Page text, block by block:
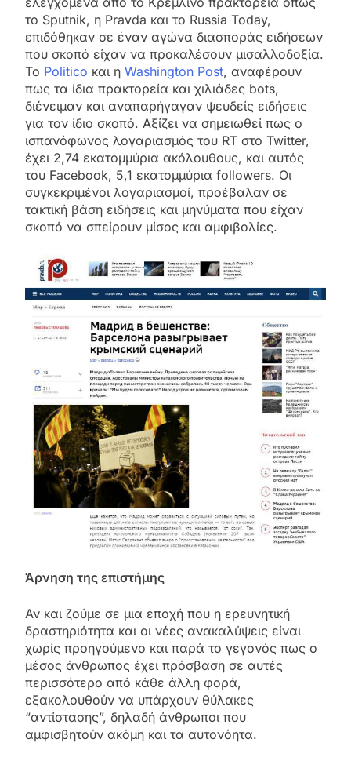
το Sputnik, η Pravda και το Russia Today,
επιδόθηκαν σε έναν αγώνα διασποράς ειδήσεων
που σκοπό είχαν να προκαλέσουν μισαλλοδοξία.
Το Politico και η Washington Post, αναφέρουν
πως τα ίδια πρακτορεία και χιλιάδες bots,
διένειμαν και αναπαρήγαγαν ψευδείς ειδήσεις
για τον ίδιο σκοπό. Αξίζει να σημειωθεί πως ο
ισπανόφωνος λογαριασμός του RT στο Twitter,
έχει 2,74 εκατομμύρια ακόλουθους, και αυτός
του Facebook, 5,1 εκατομμύρια followers. Οι
συγκεκριμένοι λογαριασμοί, προέβαλαν σε
τακτική βάση ειδήσεις και μηνύματα που είχαν
σκοπό να σπείρουν μίσος και αμφιβολίες.
Άρνηση της επιστήμης
Αν και ζούμε σε μια εποχή που η ερευνητική
δραστηριότητα και οι νέες ανακαλύψεις είναι
χωρίς προηγούμενο και παρά το γεγονός πως ο
μέσος άνθρωπος έχει πρόσβαση σε αυτές
περισσότερο από κάθε άλλη φορά,
εξακολουθούν να υπάρχουν θύλακες
“αντίστασης”, δηλαδή άνθρωποι που
αμφισβητούν ακόμη και τα αυτονόητα.